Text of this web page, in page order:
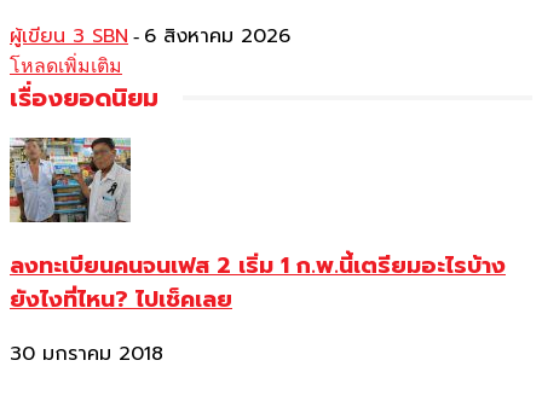
ผู้เขียน 3 SBN - 6 สิงหาคม 2026
โหลดเพิ่มเติม
เรื่องยอดนิยม
ลงทะเบียนคนจนเฟส 2 เริ่ม 1 ก.พ.นี้เตรียมอะไรบ้าง
ยังไงที่ไหน? ไปเช็คเลย
30 มกราคม 2018